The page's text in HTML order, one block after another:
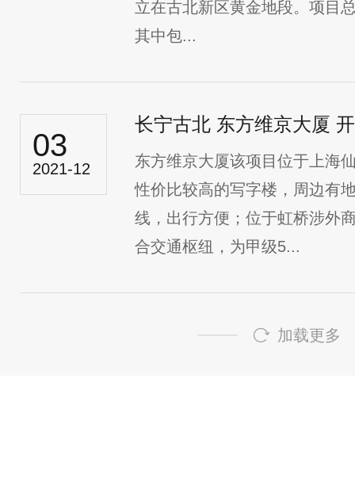
立在古北新区黄金地段。项目
其中包...
03
2021-12
长宁古北 东方维京大厦
东方维京大厦该项目位于上海
性价比较高的写字楼，周边有
线，出行方便；位于虹桥涉外
合交通枢纽，为甲级5...
加载更多